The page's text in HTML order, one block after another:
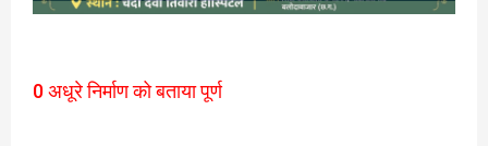
0 अधूरे निर्माण को बताया पूर्ण